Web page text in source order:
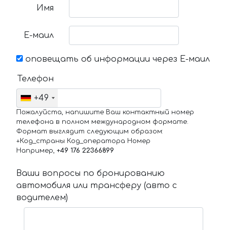
Имя
Е-маил
оповещать об информации через Е-маил
Телефон
+49
Пожалуйста, напишите Ваш контактный номер
телефона в полном международном формате.
Формат выглядит следующим образом:
+Код_страны Код_оператора Номер
Например, +49 176 22366899
Ваши вопросы по бронированию
автомобиля или трансферу (авто с
водителем)